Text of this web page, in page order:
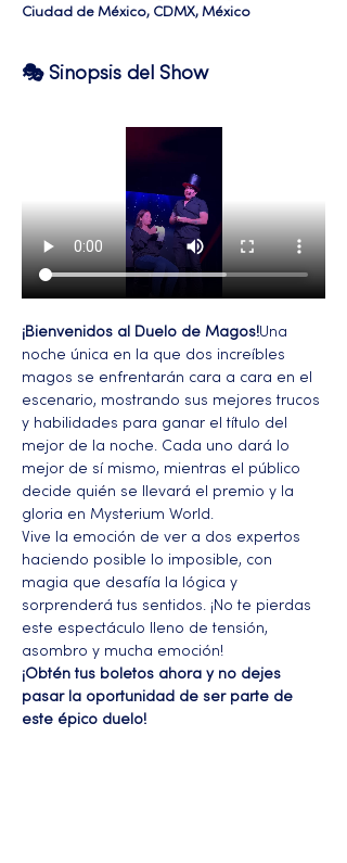
Ciudad de México, CDMX, México
🎭 Sinopsis del Show
¡Bienvenidos al Duelo de Magos!Una
noche única en la que dos increíbles
magos se enfrentarán cara a cara en el
escenario, mostrando sus mejores trucos
y habilidades para ganar el título del
mejor de la noche. Cada uno dará lo
mejor de sí mismo, mientras el público
decide quién se llevará el premio y la
gloria en Mysterium World.
Vive la emoción de ver a dos expertos
haciendo posible lo imposible, con
magia que desafía la lógica y
sorprenderá tus sentidos. ¡No te pierdas
este espectáculo lleno de tensión,
asombro y mucha emoción!
¡Obtén tus boletos ahora y no dejes
pasar la oportunidad de ser parte de
este épico duelo!